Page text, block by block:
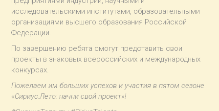
исследовательскими институтами, образовательными
организациями высшего образования Российской
Федерации.
По завершению ребята смогут представить свои
проекты в знаковых всероссийских и международных
конкурсах.
Пожелаем им больших успехов и участия в пятом сезоне
«Сириус.Лето: начни свой проект»!